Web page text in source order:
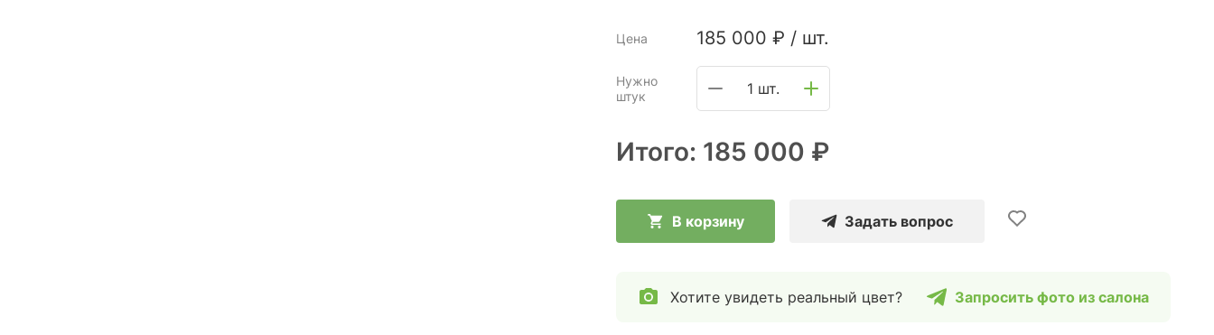
Цена 185 000 ₽ / шт.
Нужно
штук
1 шт.
Итого: 185 000 ₽
В корзину Задать вопрос
Хотите увидеть реальный цвет? Запросить фото из салона